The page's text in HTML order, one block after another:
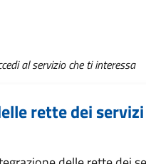
al servizio che ti interessa
rette dei